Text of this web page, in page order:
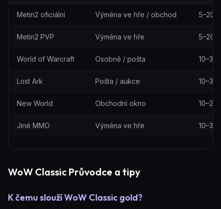
Metin2 oficiální Výměna ve hře / obchod 5–20
Metin2 PVP Výměna ve hře 5–20
World of Warcraft Osobně / pošta 10–30
Lost Ark Pošta / aukce 10–30
New World Obchodní okno 10–25
Jiné MMO Výměna ve hře 10–30
WoW Classic Průvodce a tipy
K čemu slouží WoW Classic gold?